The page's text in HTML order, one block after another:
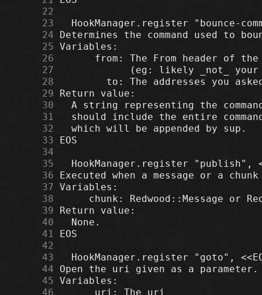
     22
     23
     24
     25
     26
     27
     28
     29
     30
     31
     32
     33
     34
     35
     36
     37
     38
     39
     40
     41
     42
     43
     44
     45
     46